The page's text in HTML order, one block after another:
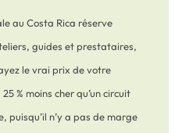
au Costa Rica réserve
guides et prestataires,
le vrai prix de votre
% moins cher qu’un circuit
puisqu’il n’y a pas de marge